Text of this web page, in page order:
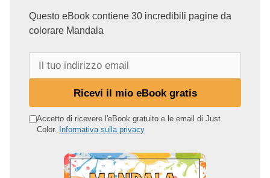
Questo eBook contiene 30 incredibili pagine da
colorare Mandala
o
Ricevi il mio eBook gratis
Accetto di ricevere l'eBook gratuito e le email di Just
Color.
Informativa sulla privacy